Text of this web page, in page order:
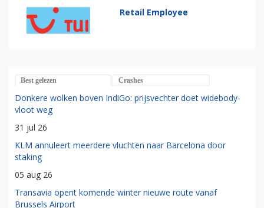
Retail Employee
Best gelezen Crashes
Donkere wolken boven IndiGo: prijsvechter doet widebody-
vloot weg
31 jul 26
KLM annuleert meerdere vluchten naar Barcelona door
staking
05 aug 26
Transavia opent komende winter nieuwe route vanaf
Brussels Airport